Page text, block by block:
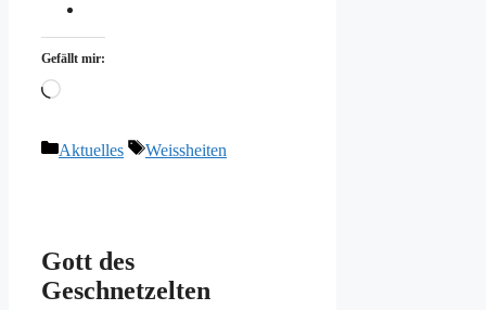
Gefällt mir:
Wird
Kategorien
Aktuelles Schlagwörter
Weissheiten
Gott des
Geschnetzelten